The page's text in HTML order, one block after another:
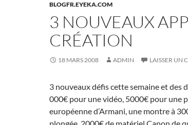
BLOGFR.EYEKA.COM
3 NOUVEAUX
CRÉATION
18 MARS 2008 ADMIN LAISSER UN
3 nouveaux défis cette semaine et des
000€ pour une vidéo, 5000€ pour une
européenne d’Armani, une montre à